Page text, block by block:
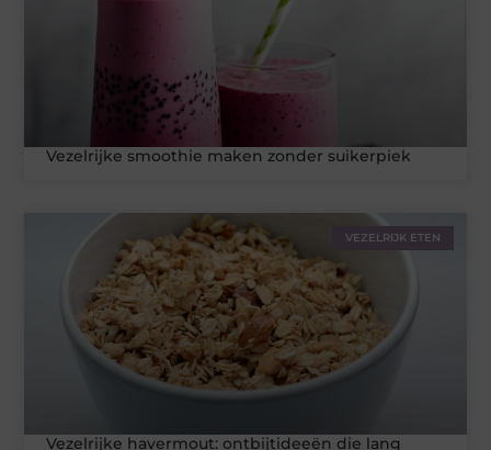
Vezelrijke smoothie maken zonder suikerpiek
VEZELRIJK ETEN
Vezelrijke havermout: ontbijtideeën die lang